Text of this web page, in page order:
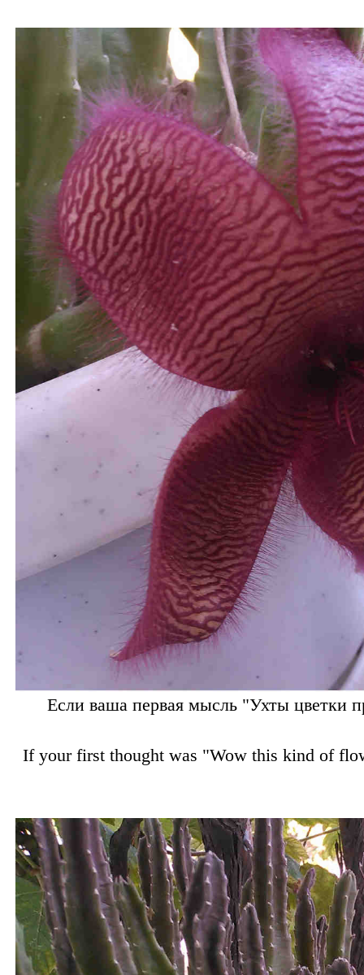
Если ваша первая мысль "Ухты цветки
If your first thought was "Wow this kind of